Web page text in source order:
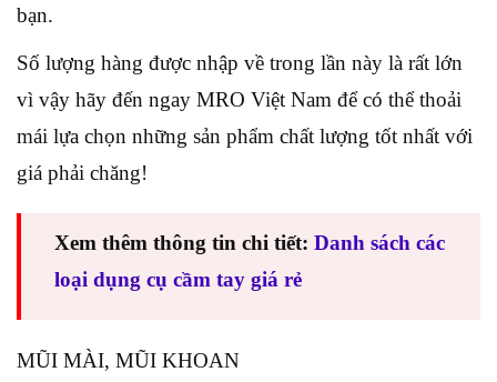
bạn.
Số lượng hàng được nhập về trong lần này là rất lớn
vì vậy hãy đến ngay MRO Việt Nam để có thể thoải
mái lựa chọn những sản phẩm chất lượng tốt nhất với
giá phải chăng!
Xem thêm thông tin chi tiết: Danh sách các
loại dụng cụ cầm tay giá rẻ
MŨI MÀI, MŨI KHOAN